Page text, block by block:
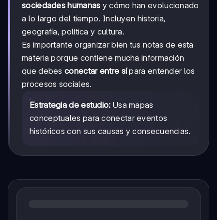
sociedades humanas y cómo han evolucionado
a lo largo del tiempo. Incluyen historia,
geografía, política y cultura.
Es importante organizar bien tus notas de esta
materia porque contiene mucha información
que debesconectar entre sípara entender los
procesos sociales.
Estrategia de estudio: Usa mapas
conceptuales para conectar eventos
históricos con sus causas y consecuencias.